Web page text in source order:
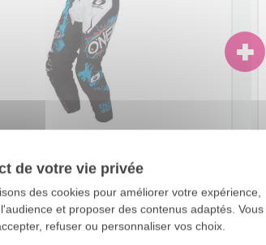
CROSS ELEMENT VILLAIN
de votre vie privée
des cookies pour améliorer votre expérience,
et proposer des contenus adaptés. Vous
refuser ou personnaliser vos choix.